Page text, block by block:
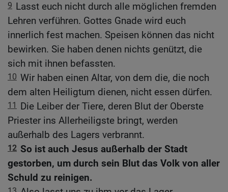
9 Lasst euch nicht durch alle möglichen fremden
Lehren verführen. Gottes Gnade wird euch
innerlich fest machen. Speisen können das nicht
bewirken. Sie haben denen nichts genützt, die
sich mit ihnen befassten.
10 Wir haben einen Altar, von dem die, die noch
dem alten Heiligtum dienen, nicht essen dürfen.
11
Die Leiber der Tiere, deren Blut der Oberste
Priester ins Allerheiligste bringt, werden
außerhalb des Lagers verbrannt.
12 So ist auch Jesus außerhalb der Stadt
gestorben, um durch sein Blut das Volk von aller
Schuld zu reinigen.